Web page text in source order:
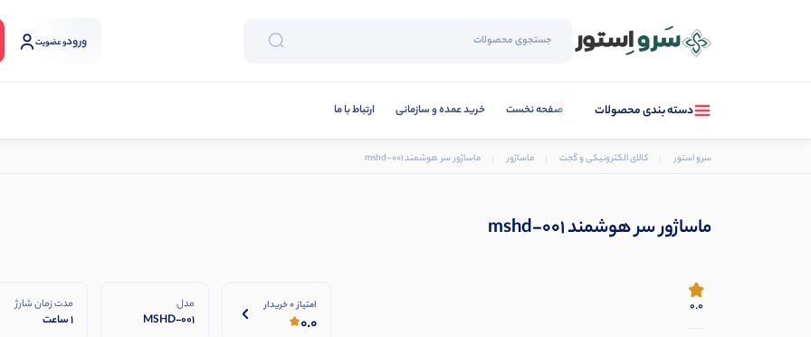
ورودو عضویت
دسته بندی محصولات صفحه نخست خرید عمده و سازمانی ارتباط با ما
سرو استور کالای الکترونیکی و گجت ماساژور ماساژور سر هوشمند mshd-001
ماساژور سر هوشمند mshd-001
0.0 امتیاز 0 خریدار
0.0
مدل
MSHD-001
مدت زمان شارژ
1 ساعت